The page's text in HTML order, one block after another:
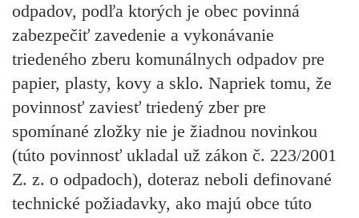
odpadov, podľa ktorých je obec povinná
zabezpečiť zavedenie a vykonávanie
triedeného zberu komunálnych odpadov pre
papier, plasty, kovy a sklo. Napriek tomu, že
povinnosť zaviesť triedený zber pre
spomínané zložky nie je žiadnou novinkou
(túto povinnosť ukladal už zákon č. 223/2001
Z. z. o odpadoch), doteraz neboli definované
technické požiadavky, ako majú obce túto